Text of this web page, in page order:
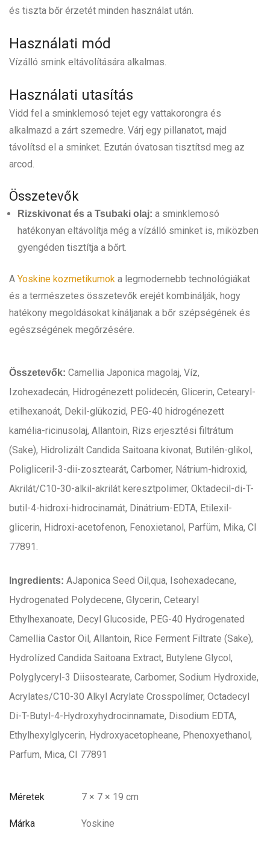
és tiszta bőr érzetét minden használat után.
Használati mód
Vízálló smink eltávolítására alkalmas.
Használati utasítás
Vidd fel a sminklemosó tejet egy vattakorongra és
alkalmazd a zárt szemedre. Várj egy pillanatot, majd
távolítsd el a sminket. Ezután óvatosan tisztítsd meg az
arcod.
Összetevők
Rizskivonat és a Tsubaki olaj: a sminklemosó
hatékonyan eltávolítja még a vízálló sminket is, miközben
gyengéden tisztítja a bőrt.
A Yoskine kozmetikumok a legmodernebb technológiákat
és a természetes összetevők erejét kombinálják, hogy
hatékony megoldásokat kínáljanak a bőr szépségének és
egészségének megőrzésére.
Összetevők: Camellia Japonica magolaj, Víz,
Izohexadecán, Hidrogénezett polidecén, Glicerin, Cetearyl-
etilhexanoát, Dekil-glükozid, PEG-40 hidrogénezett
kamélia-ricinusolaj, Allantoin, Rizs erjesztési filtrátum
(Sake), Hidrolizált Candida Saitoana kivonat, Butilén-glikol,
Poligliceril-3-dii-zosztearát, Carbomer, Nátrium-hidroxid,
Akrilát/C10-30-alkil-akrilát keresztpolimer, Oktadecil-di-T-
butil-4-hidroxi-hidrocinamát, Dinátrium-EDTA, Etilexil-
glicerin, Hidroxi-acetofenon, Fenoxietanol, Parfüm, Mika, CI
77891.
Ingredients: AJaponica Seed Oil,qua, Isohexadecane,
Hydrogenated Polydecene, Glycerin, Cetearyl
Ethylhexanoate, Decyl Glucoside, PEG-40 Hydrogenated
Camellia Castor Oil, Allantoin, Rice Ferment Filtrate (Sake),
Hydrolízed Candida Saitoana Extract, Butylene Glycol,
Polyglyceryl-3 Diisostearate, Carbomer, Sodium Hydroxide,
Acrylates/C10-30 Alkyl Acrylate Crosspolímer, Octadecyl
Di-T-Butyl-4-Hydroxyhydrocinnamate, Disodium EDTA,
Ethylhexylglycerin, Hydroxyacetopheane, Phenoxyethanol,
Parfum, Mica, CI 77891
Méretek 7 × 7 × 19 cm
Márka Yoskine